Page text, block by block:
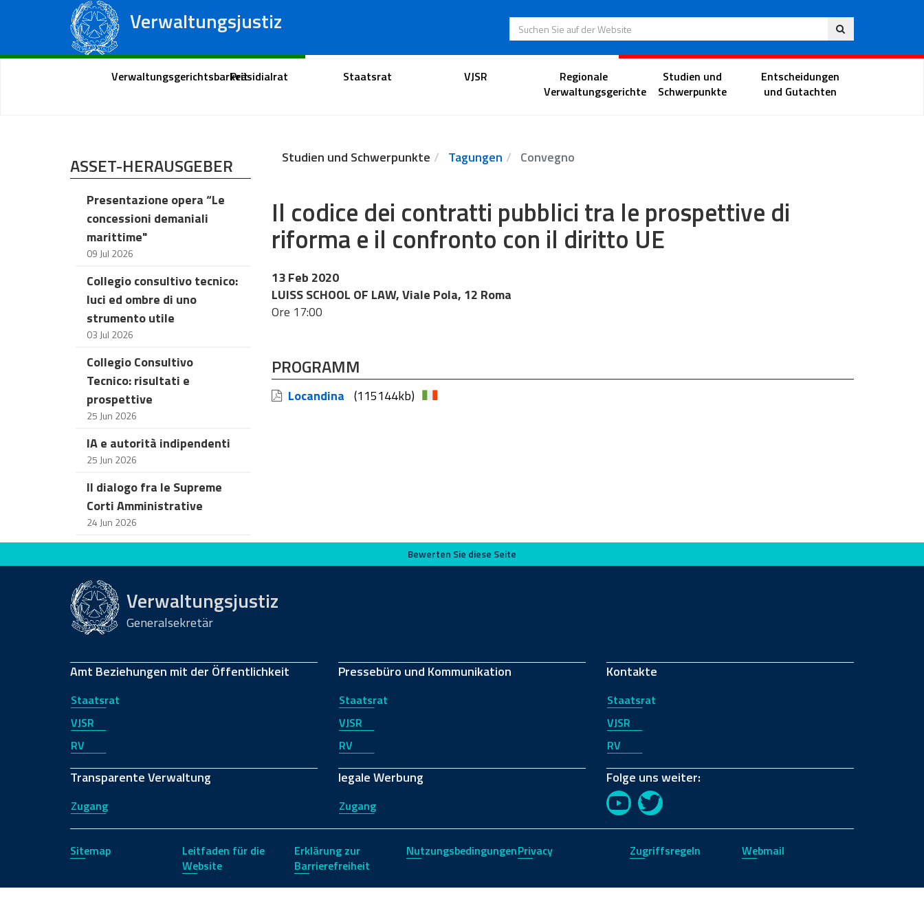
Verwaltungsjustiz
Regionale Verwaltungsgerichte
Deu
Suchen Sie auf der Website
Portal des Bürgers Anwaltsportal Richterportal
VerwaltungsgerichtsbarkeitPräsidialrat Staatsrat VJSR
Regionale
Verwaltungsgerichte
Studien und
Schwerpunkte
Entscheidungen
und Gutachten
ASSET-HERAUSGEBER
Presentazione opera “Le
concessioni demaniali
marittime"
09 Jul 2026
Collegio consultivo tecnico:
luci ed ombre di uno
strumento utile
03 Jul 2026
Collegio Consultivo
Tecnico: risultati e
prospettive
25 Jun 2026
IA e autorità indipendenti
25 Jun 2026
Il dialogo fra le Supreme
Corti Amministrative
24 Jun 2026
Studien und Schwerpunkte Tagungen Convegno
Il codice dei contratti pubblici tra le prospettive di
riforma e il confronto con il diritto UE
13 Feb 2020
LUISS SCHOOL OF LAW, Viale Pola, 12 Roma
Ore 17:00
PROGRAMM
Locandina (115144kb)
Bewerten Sie diese Seite Bewerten Sie diese Seite
Verwaltungsjustiz
Generalsekretär
Amt Beziehungen mit der Öffentlichkeit
Staatsrat
VJSR
RV
Transparente Verwaltung
Zugang
Pressebüro und Kommunikation
Staatsrat
VJSR
RV
legale Werbung
Zugang
Kontakte
Staatsrat
VJSR
RV
Folge uns weiter:
YouTubeTwitter
Sitemap
Leitfaden für die
Website
Erklärung zur
Barrierefreiheit
NutzungsbedingungenPrivacy Zugriffsregeln Webmail